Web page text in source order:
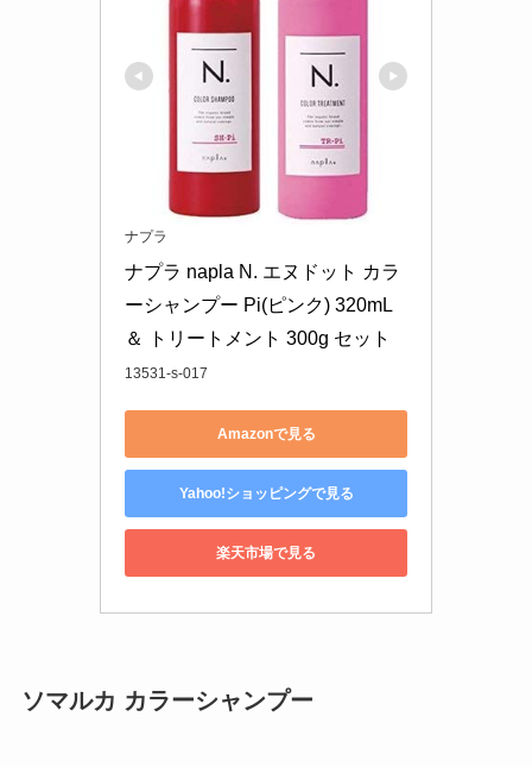
ナプラ
ナプラ napla N. エヌドット カラ
ーシャンプー Pi(ピンク) 320mL
＆ トリートメント 300g セット
13531-s-017
Amazonで見る
Yahoo!ショッピングで見る
楽天市場で見る
ソマルカ カラーシャンプー